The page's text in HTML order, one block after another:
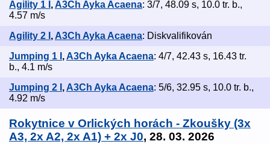
Agility 1 I ,A3Ch Ayka Acaena: 3/7, 48.09 s, 10.0 tr. b.,
4.57 m/s
Agility 2 I , A3Ch Ayka Acaena: Diskvalifikován
Jumping 1 I ,A3Ch Ayka Acaena: 4/7, 42.43 s, 16.43 tr.
b., 4.1 m/s
Jumping 2 I , A3Ch Ayka Acaena: 5/6, 32.95 s, 10.0 tr. b.,
4.92 m/s
Rokytnice v Orlických horách - Zkoušky (3x
A3, 2x A2, 2x A1) + 2x J0, 28. 03. 2026